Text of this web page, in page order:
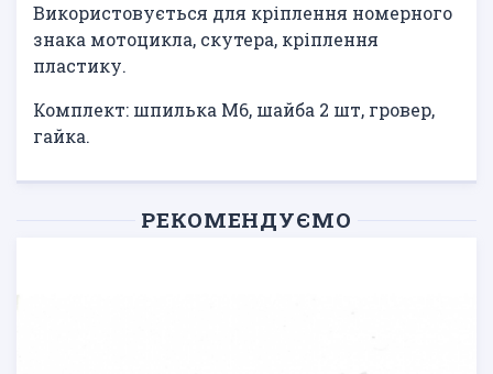
Використовується для кріплення номерного
знака мотоцикла, скутера, кріплення
пластику.
Комплект: шпилька М6, шайба 2 шт, гровер,
гайка.
РЕКОМЕНДУЄМО